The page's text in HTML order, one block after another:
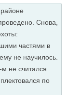
Снова,
частями в
не научилось.
не считался
по